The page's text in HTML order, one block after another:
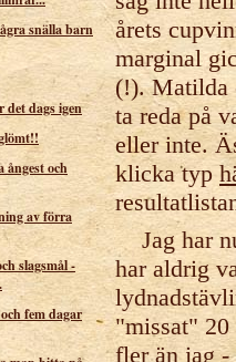
snälla barn
det dags igen
ångest och
av förra
slagsmål -
fem dagar
årets
marginal
(!). Matilda
ta reda på
eller inte.
klicka typ
Jag har
har aldrig
"missat" 20
fler än jag -